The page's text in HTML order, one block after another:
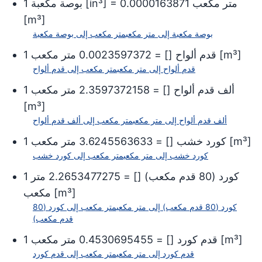
1 بوصة مكعبة [in³] = 0.0000163871 متر مكعب
[m³]
بوصة مكعبة إلى متر مكعبمتر مكعب إلى بوصة مكعبة
1 قدم ألواح [
] =
0.0023597372 متر مكعب [m³]
قدم ألواح إلى متر مكعبمتر مكعب إلى قدم ألواح
1 ألف قدم ألواح [
] =
2.3597372158 متر مكعب
[m³]
ألف قدم ألواح إلى متر مكعبمتر مكعب إلى ألف قدم ألواح
1 كورد خشب [
] =
3.6245563633 متر مكعب [m³]
كورد خشب إلى متر مكعبمتر مكعب إلى كورد خشب
1 كورد (80 قدم مكعب) [
] =
2.2653477275 متر
مكعب [m³]
كورد (80 قدم مكعب) إلى متر مكعبمتر مكعب إلى
كورد (80
قدم مكعب)
1 قدم كورد [
] =
0.4530695455 متر مكعب [m³]
قدم كورد إلى متر مكعبمتر مكعب إلى قدم كورد